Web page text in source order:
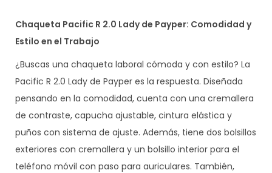
Chaqueta Pacific R 2.0 Lady de Payper: Comodidad y
Estilo en el Trabajo
¿Buscas una chaqueta laboral cómoda y con estilo? La
Pacific R 2.0 Lady de Payper es la respuesta. Diseñada
pensando en la comodidad, cuenta con una cremallera
de contraste, capucha ajustable, cintura elástica y
puños con sistema de ajuste. Además, tiene dos bolsillos
exteriores con cremallera y un bolsillo interior para el
teléfono móvil con paso para auriculares. También,